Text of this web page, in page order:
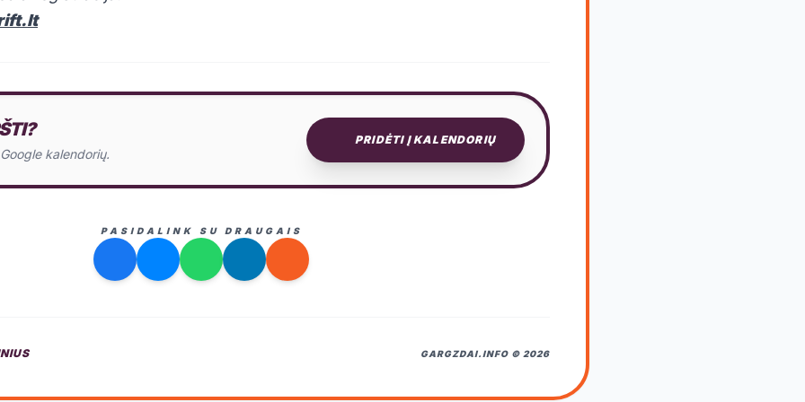
kalendorių.
PRIDĖTI Į KALENDORIŲ
PASIDALINK SU DRAUGAIS
GARGZDAI.INFO © 2026